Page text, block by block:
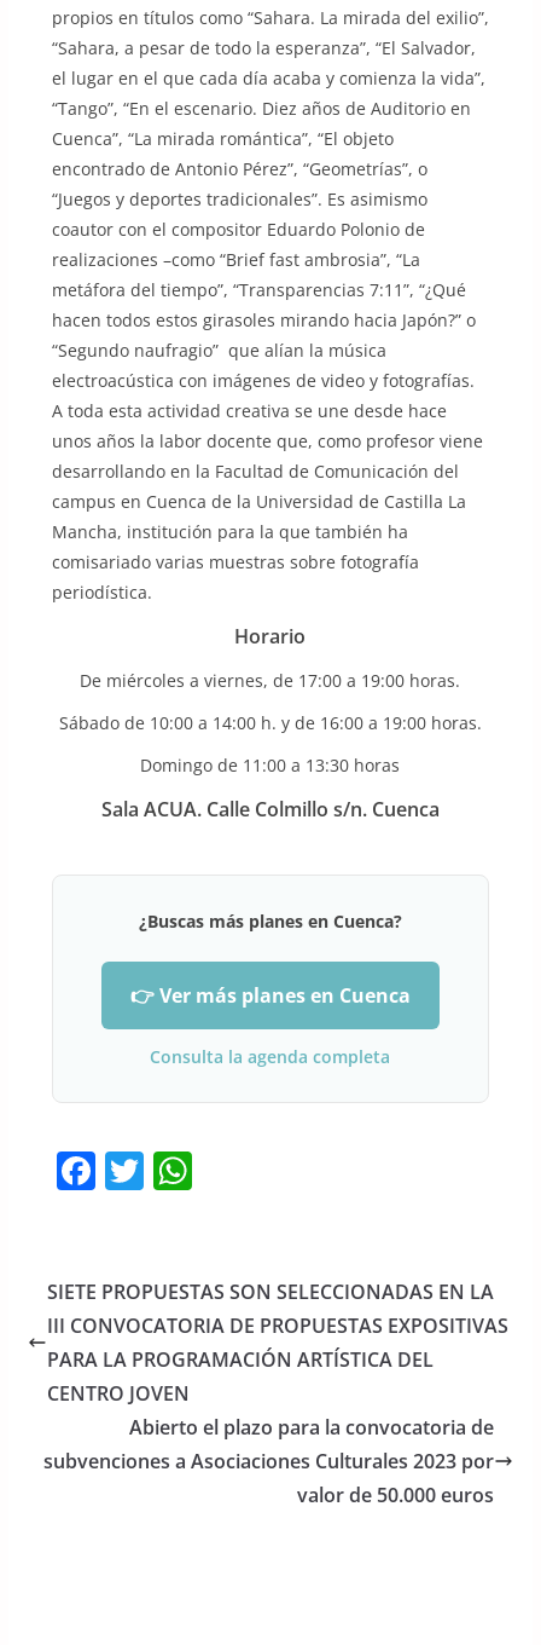
propios en títulos como “Sahara. La mirada del exilio”,
“Sahara, a pesar de todo la esperanza”, “El Salvador,
el lugar en el que cada día acaba y comienza la vida”,
“Tango”, “En el escenario. Diez años de Auditorio en
Cuenca”, “La mirada romántica”, “El objeto
encontrado de Antonio Pérez”, “Geometrías”, o
“Juegos y deportes tradicionales”. Es asimismo
coautor con el compositor Eduardo Polonio de
realizaciones –como “Brief fast ambrosia”, “La
metáfora del tiempo”, “Transparencias 7:11”, “¿Qué
hacen todos estos girasoles mirando hacia Japón?” o
“Segundo naufragio” que alían la música
electroacústica con imágenes de video y fotografías.
A toda esta actividad creativa se une desde hace
unos años la labor docente que, como profesor viene
desarrollando en la Facultad de Comunicación del
campus en Cuenca de la Universidad de Castilla La
Mancha, institución para la que también ha
comisariado varias muestras sobre fotografía
periodística.
Horario
De miércoles a viernes, de 17:00 a 19:00 horas.
Sábado de 10:00 a 14:00 h. y de 16:00 a 19:00 horas.
Domingo de 11:00 a 13:30 horas
Sala ACUA. Calle Colmillo s/n. Cuenca
¿Buscas más planes en Cuenca?
👉 Ver más planes en Cuenca
Consulta la agenda completa
F
e
b
o
o
T
er
W
s
A
p
SIETE PROPUESTAS SON SELECCIONADAS EN LA
III CONVOCATORIA DE PROPUESTAS EXPOSITIVAS
PARA LA PROGRAMACIÓN ARTÍSTICA DEL
CENTRO JOVEN
Abierto el plazo para la convocatoria de
subvenciones a Asociaciones Culturales 2023 por
valor de 50.000 euros